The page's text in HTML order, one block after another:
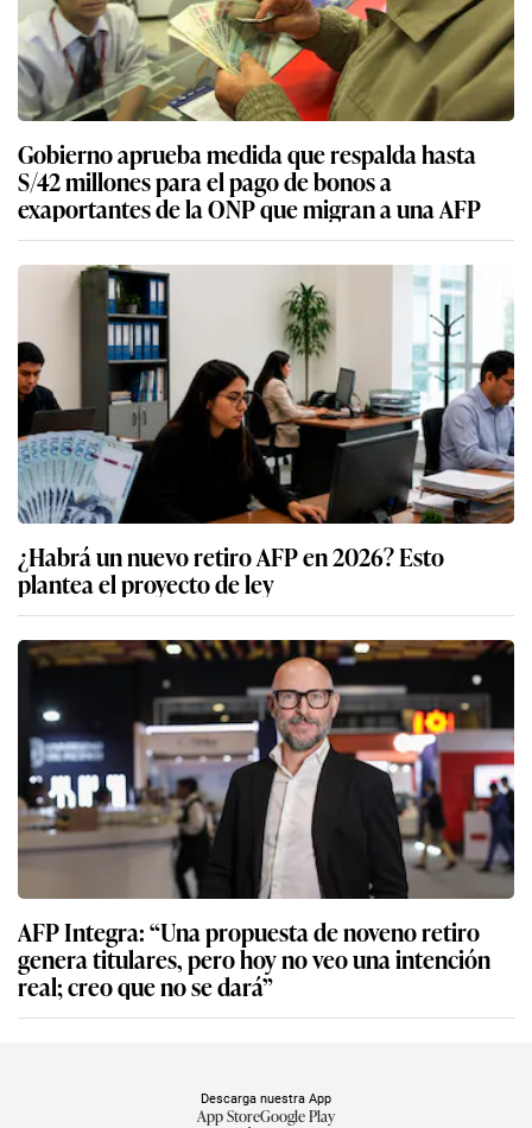
Gobierno aprueba medida que respalda hasta
S/42 millones para el pago de bonos a
exaportantes de la ONP que migran a una AFP
¿Habrá un nuevo retiro AFP en 2026? Esto
plantea el proyecto de ley
AFP Integra: “Una propuesta de noveno retiro
genera titulares, pero hoy no veo una intención
real; creo que no se dará”
Descarga nuestra App
App StoreGoogle Play